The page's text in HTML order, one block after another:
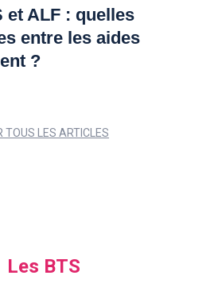
et ALF : quelles
entre les aides
?
TOUS LES ARTICLES
Les BTS